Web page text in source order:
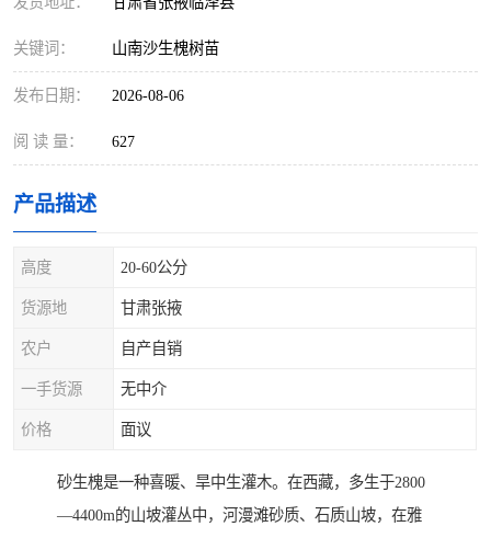
关键词： 山南沙生槐树苗
发布日期： 2026-08-06
阅 读 量： 627
产品描述
高度 20-60公分
货源地 甘肃张掖
农户 自产自销
一手货源 无中介
价格 面议
砂生槐是一种喜暖、旱中生灌木。在西藏，多生于2800
—4400m的山坡灌丛中，河漫滩砂质、石质山坡，在雅